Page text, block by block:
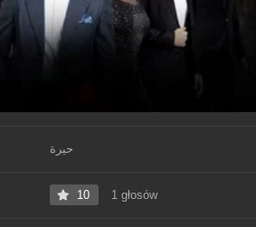
حيرة
10 1 głosów